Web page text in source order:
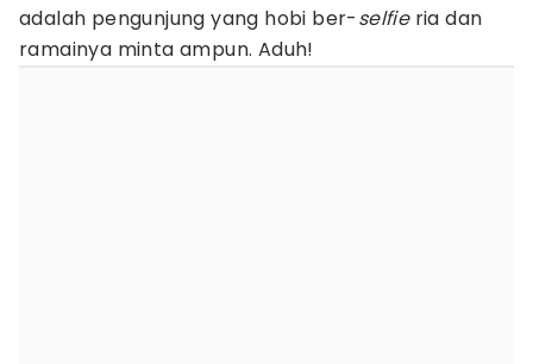
adalah pengunjung yang hobi ber-selfieria dan
ramainya minta ampun. Aduh!